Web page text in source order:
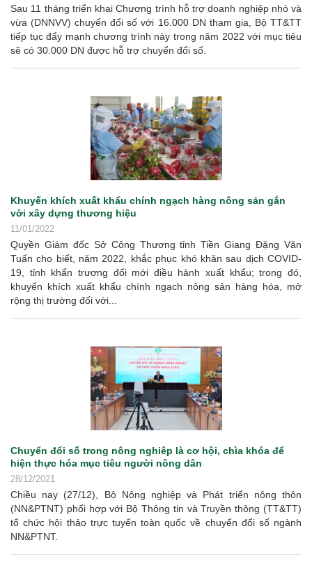
Sau 11 tháng triển khai Chương trình hỗ trợ doanh nghiệp nhỏ và
vừa (DNNVV) chuyển đổi số với 16.000 DN tham gia, Bộ TT&TT
tiếp tục đẩy mạnh chương trình này trong năm 2022 với mục tiêu
sẽ có 30.000 DN được hỗ trợ chuyển đổi số.
Khuyến khích xuất khẩu chính ngạch hàng nông sản gắn
với xây dựng thương hiệu
11/01/2022
Quyền Giám đốc Sở Công Thương tỉnh Tiền Giang Đặng Văn
Tuấn cho biết, năm 2022, khắc phục khó khăn sau dịch COVID-
19, tỉnh khẩn trương đổi mới điều hành xuất khẩu; trong đó,
khuyến khích xuất khẩu chính ngạch nông sản hàng hóa, mở
rộng thị trường đối với...
Chuyển đổi số trong nông nghiêp là cơ hội, chìa khóa để
hiện thực hóa mục tiêu người nông dân
28/12/2021
Chiều nay (27/12), Bộ Nông nghiệp và Phát triển nông thôn
(NN&PTNT) phối hợp với Bộ Thông tin và Truyền thông (TT&TT)
tổ chức hội thảo trực tuyến toàn quốc về chuyển đổi số ngành
NN&PTNT.